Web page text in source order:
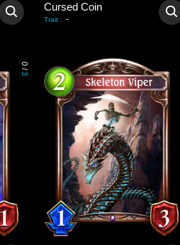
Cursed Coin
Trait : -
0
/
3